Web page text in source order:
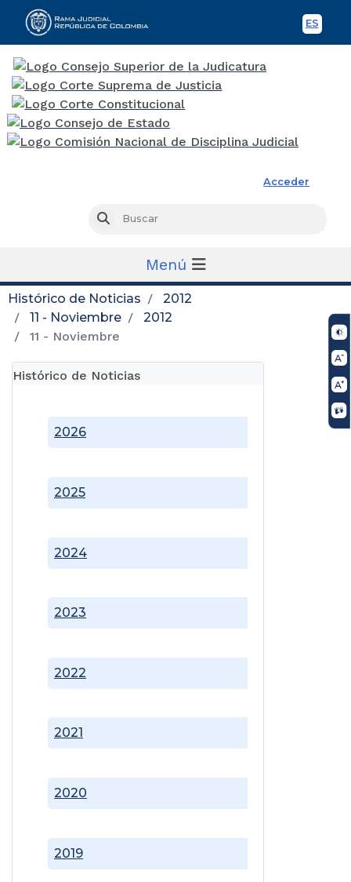
ES
Acceder
Buscar
Menú
Histórico de Noticias
2012
11 - Noviembre
2012
11 - Noviembre
Histórico de Noticias
2019
2020
2021
2022
2023
2024
2025
2026